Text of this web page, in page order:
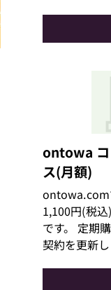
ontowa コ
ス(月額)
ontowa.com
1,100円(税
です。 定期
契約を更新し